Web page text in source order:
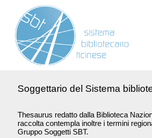
Soggettario del Sistema
Thesaurus redatto dalla Biblioteca
raccolta contempla inoltre i termini
Gruppo Soggetti SBT.